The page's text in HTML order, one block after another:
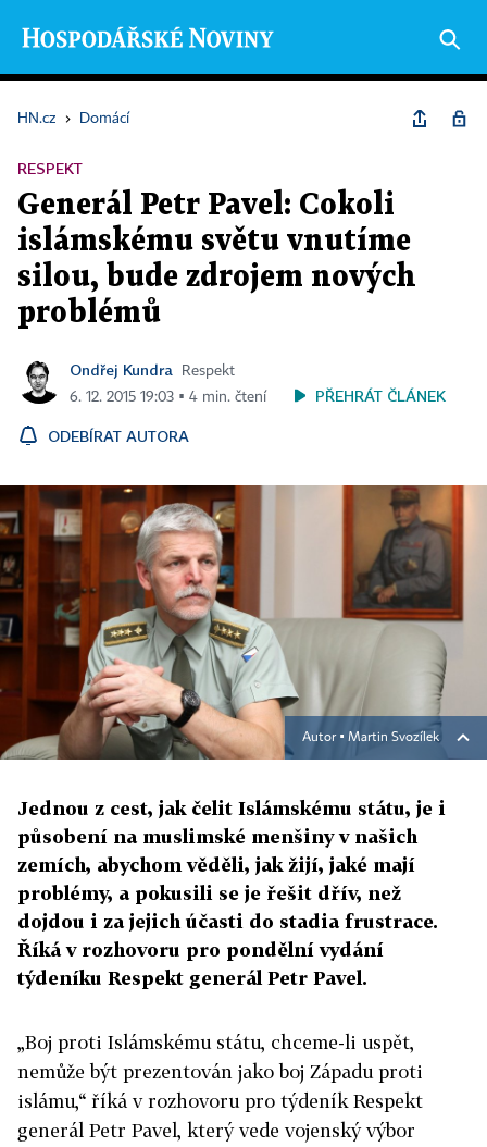
HN.cz › Domácí
RESPEKT
Generál Petr Pavel: Cokoli
islámskému světu vnutíme
silou, bude zdrojem nových
problémů
Ondřej Kundra
Respekt
6. 12. 2015 19:03 ▪ 4 min. čtení
PŘEHRÁT ČLÁNEK
ODEBÍRAT AUTORA
Autor ▪ Martin Svozílek
Jednou z cest, jak čelit Islámskému státu, je i
působení na muslimské menšiny v našich
zemích, abychom věděli, jak žijí, jaké mají
problémy, a pokusili se je řešit dřív, než
dojdou i za jejich účasti do stadia frustrace.
Říká v rozhovoru pro pondělní vydání
týdeníku Respekt generál Petr Pavel.
„Boj proti Islámskému státu, chceme-li uspět,
nemůže být prezentován jako boj Západu proti
islámu,“ říká v rozhovoru pro týdeník Respekt
generál Petr Pavel, který vede vojenský výbor